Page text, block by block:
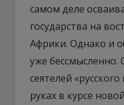
самом деле
государства на
Африки. Однако и
уже
сеятелей
руках в курсе